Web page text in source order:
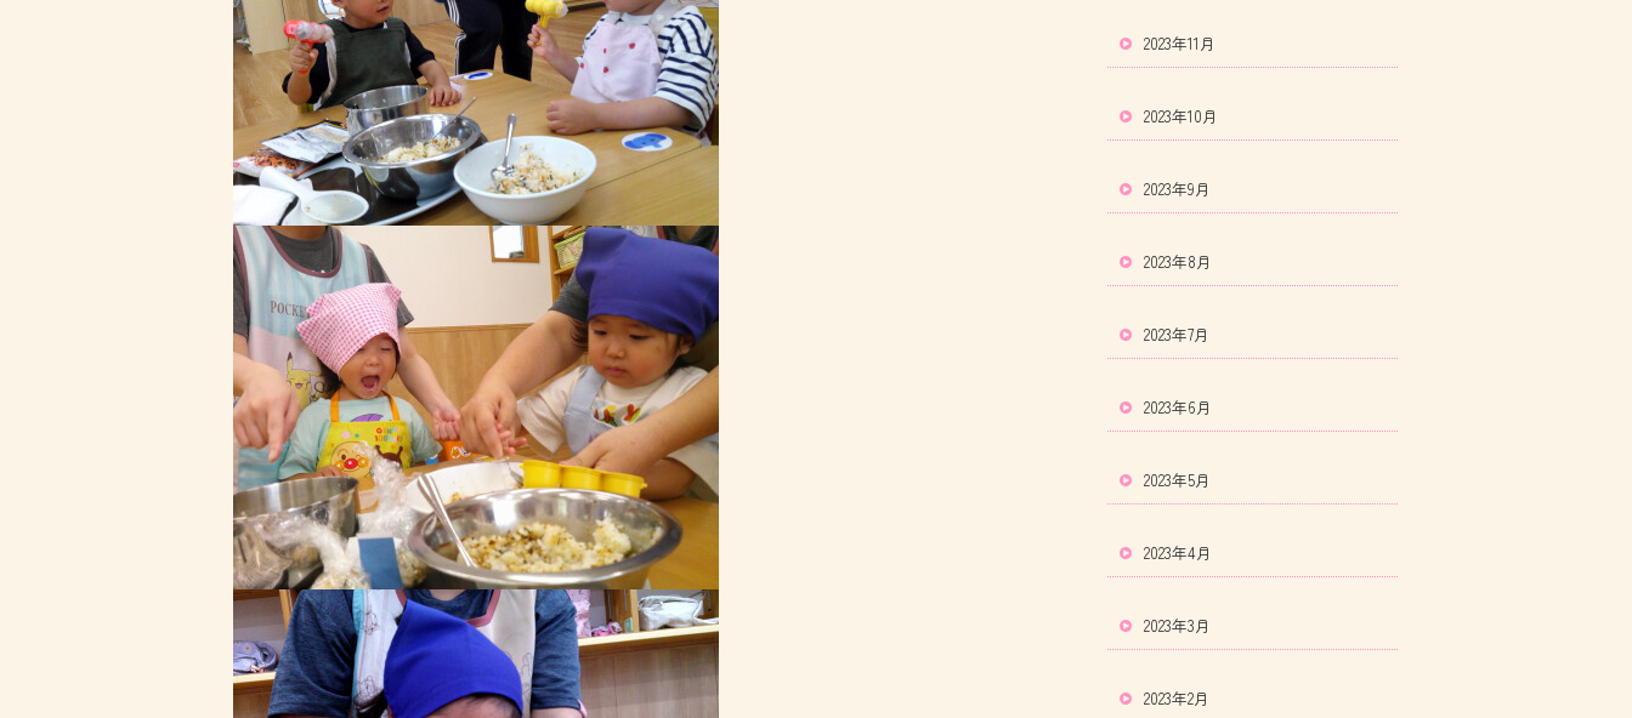
2023年11月
2023年10月
2023年9月
2023年8月
2023年7月
2023年6月
2023年5月
2023年4月
2023年3月
2023年2月